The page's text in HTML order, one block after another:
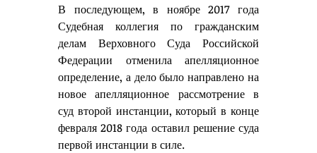
В последующем, в ноябре 2017 года
Судебная коллегия по гражданским
делам Верховного Суда Российской
Федерации отменила апелляционное
определение, а дело было направлено на
новое апелляционное рассмотрение в
суд второй инстанции, который в конце
февраля 2018 года оставил решение суда
первой инстанции в силе.